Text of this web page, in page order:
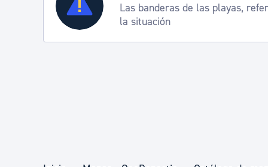
Padrón y asuntos personales
Las banderas de las playas,
la situación